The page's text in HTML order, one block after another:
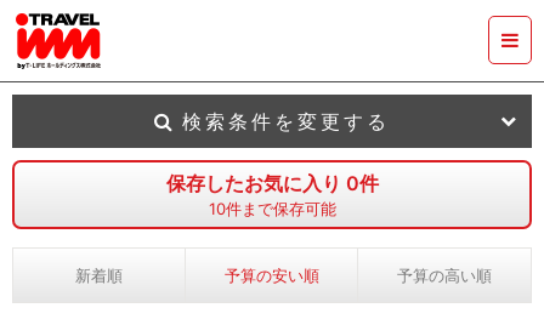
保存したお気に入り 0件
10件まで保存可能
新着順 予算の安い順 予算の高い順
検索条件を変更する